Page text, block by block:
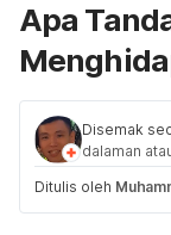
Apa
Disemak
dalaman
Ditulis oleh